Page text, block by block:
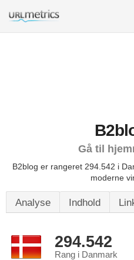
Gå til
B2blog er rangeret 294.542 i
moderne
Analyse Indhold
294.542
Rang i Danmark